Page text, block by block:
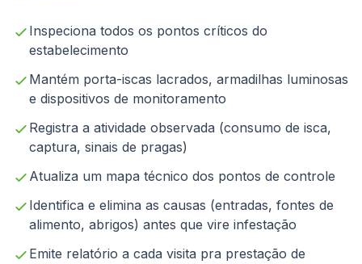
Inspeciona todos os pontos críticos do
estabelecimento
Mantém porta-iscas lacrados, armadilhas luminosas
e dispositivos de monitoramento
Registra a atividade observada (consumo de isca,
captura, sinais de pragas)
Atualiza um mapa técnico dos pontos de controle
Identifica e elimina as causas (entradas, fontes de
alimento, abrigos) antes que vire infestação
Emite relatório a cada visita pra prestação de